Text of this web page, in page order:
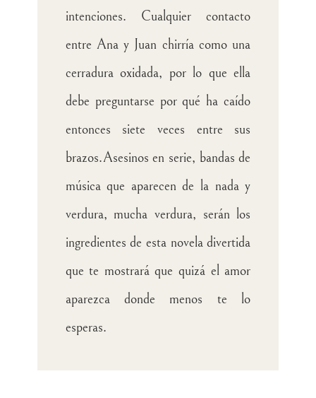
intenciones. Cualquier contacto
entre Ana y Juan chirría como una
cerradura oxidada, por lo que ella
debe preguntarse por qué ha caído
entonces siete veces entre sus
brazos.Asesinos en serie, bandas de
música que aparecen de la nada y
verdura, mucha verdura, serán los
ingredientes de esta novela divertida
que te mostrará que quizá el amor
aparezca donde menos te lo
esperas.